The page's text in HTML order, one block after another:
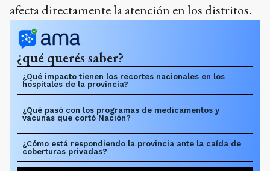
afecta directamente la atención en los distritos.
¿qué querés saber?
¿Qué impacto tienen los recortes nacionales en los
hospitales de la provincia?
¿Qué pasó con los programas de medicamentos y
vacunas que cortó Nación?
¿Cómo está respondiendo la provincia ante la caída de
coberturas privadas?